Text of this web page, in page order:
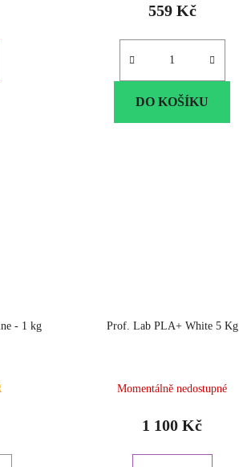
559 Kč
DO KOŠÍKU
- 1 kg Prof. Lab PLA+ White 5 Kg
Momentálně nedostupné
1 100 Kč